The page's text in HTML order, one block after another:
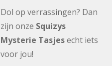
Dol op verrassingen? Dan
zijn onze Squizys
Mysterie Tasjesecht iets
voor jou!